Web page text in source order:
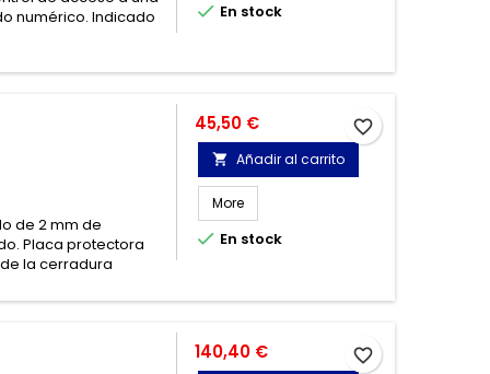
numérico. Indicado
 En stock
de 2 mm de
Placa protectora
la cerradura
Precio
45,50 €
 Añadir al carrito
More
 En stock
favorite_border
Precio
140,40 € favorite_border